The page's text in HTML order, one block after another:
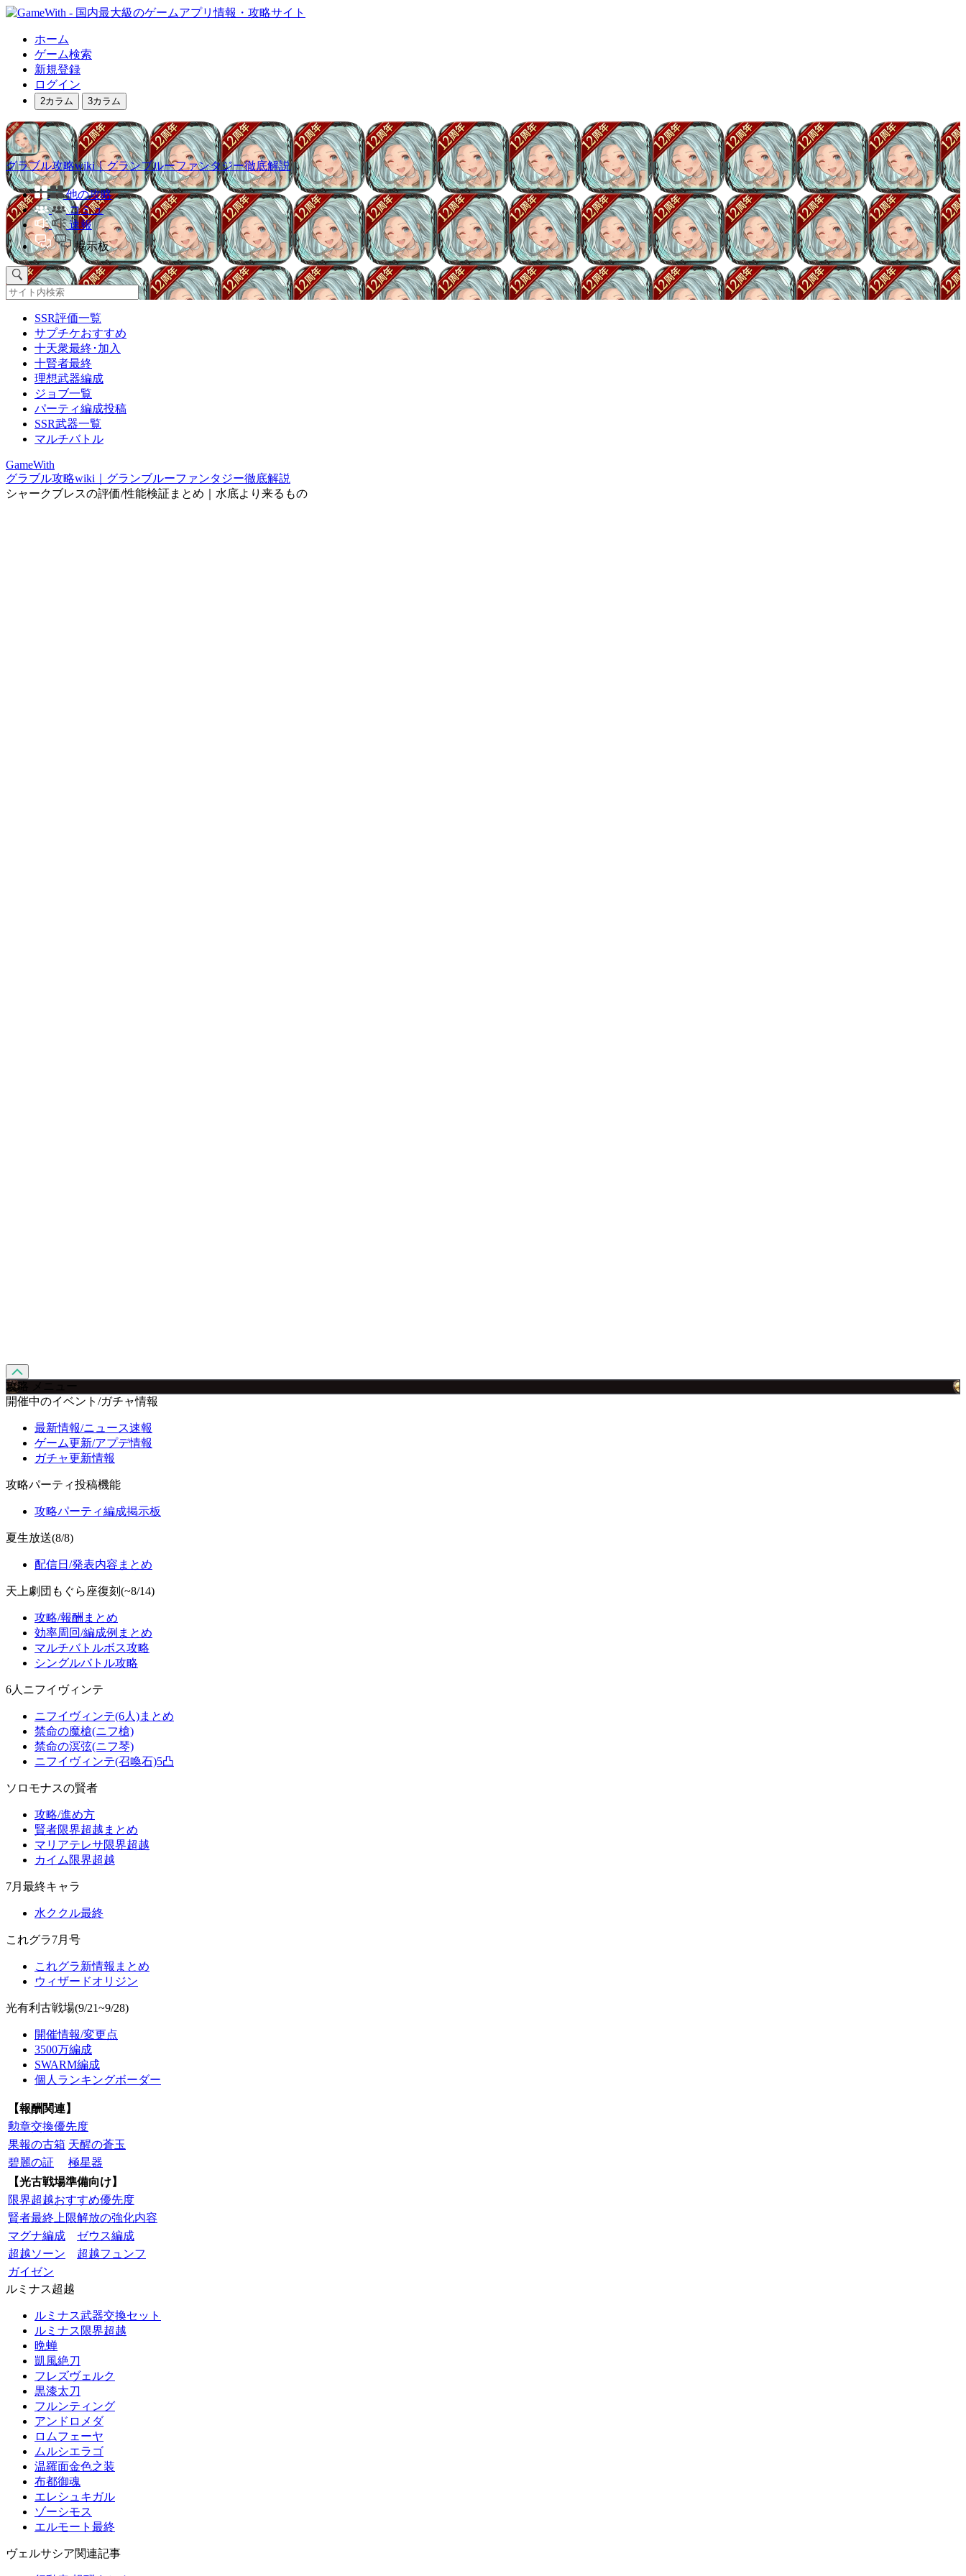
ホーム
ゲーム検索
新規登録
ログイン
2カラム 3カラム
グラブル攻略wiki｜グランブルーファンタジー徹底解説
他の攻略
コミュ
速報
掲示板
SSR評価一覧
サプチケおすすめ
十天衆最終･加入
十賢者最終
理想武器編成
ジョブ一覧
パーティ編成投稿
SSR武器一覧
マルチバトル
GameWith
グラブル攻略wiki｜グランブルーファンタジー徹底解説
シャークブレスの評価/性能検証まとめ｜水底より来るもの
攻略 メニュー
開催中のイベント/ガチャ情報
最新情報/ニュース速報
ゲーム更新/アプデ情報
ガチャ更新情報
攻略パーティ投稿機能
攻略パーティ編成掲示板
夏生放送(8/8)
配信日/発表内容まとめ
天上劇団もぐら座復刻(~8/14)
攻略/報酬まとめ
効率周回/編成例まとめ
マルチバトルボス攻略
シングルバトル攻略
6人ニフイヴィンテ
ニフイヴィンテ(6人)まとめ
禁命の魔槍(ニフ槍)
禁命の溟弦(ニフ琴)
ニフイヴィンテ(召喚石)5凸
ソロモナスの賢者
攻略/進め方
賢者限界超越まとめ
マリアテレサ限界超越
カイム限界超越
7月最終キャラ
水ククル最終
これグラ7月号
これグラ新情報まとめ
ウィザードオリジン
光有利古戦場(9/21~9/28)
開催情報/変更点
3500万編成
SWARM編成
個人ランキングボーダー
【報酬関連】
勲章交換優先度
果報の古箱 天醒の蒼玉
碧麗の証
極星器
【光古戦場準備向け】
限界超越おすすめ優先度
賢者最終上限解放の強化内容
マグナ編成
ゼウス編成
超越ソーン
超越フュンフ
ガイゼン
ルミナス超越
ルミナス武器交換セット
ルミナス限界超越
晩蝉
凱風絶刀
フレズヴェルク
黒漆太刀
フルンティング
アンドロメダ
ロムフェーヤ
ムルシエラゴ
温羅面金色之装
布都御魂
エレシュキガル
ゾーシモス
エルモート最終
ヴェルサシア関連記事